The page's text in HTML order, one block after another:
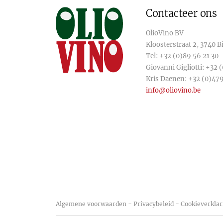
Contacteer ons
OlioVino BV
Kloosterstraat 2, 3740
Tel: +32 (0)89 56 21 30
Giovanni Gigliotti: +32
Kris Daenen: +32
info@oliovino.be
Algemene voorwaarden -Privacybeleid -